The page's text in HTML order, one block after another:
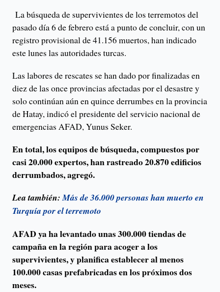
La búsqueda de supervivientes de los terremotos del
pasado día 6 de febrero está a punto de concluir, con un
registro provisional de 41.156 muertos, han indicado
este lunes las autoridades turcas.
Las labores de rescates se han dado por finalizadas en
diez de las once provincias afectadas por el desastre y
solo continúan aún en quince derrumbes en la provincia
de Hatay, indicó el presidente del servicio nacional de
emergencias AFAD, Yunus Seker.
En total, los equipos de búsqueda, compuestos por
casi 20.000 expertos, han rastreado 20.870 edificios
derrumbados, agregó.
Lea también:Más de 36.000 personas han muerto en
Turquía por el terremoto
AFAD ya ha levantado unas 300.000 tiendas de
campaña en la región para acoger a los
supervivientes, y planifica establecer al menos
100.000 casas prefabricadas en los próximos dos
meses.